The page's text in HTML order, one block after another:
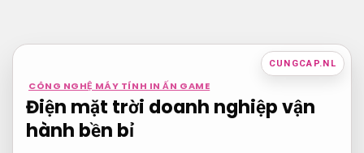
nội
CUNGCAP.NL
CÔNG NGHỆ MÁY TÍNH IN ẤN GAME
Điện mặt trời doanh nghiệp vận
hành bền bỉ